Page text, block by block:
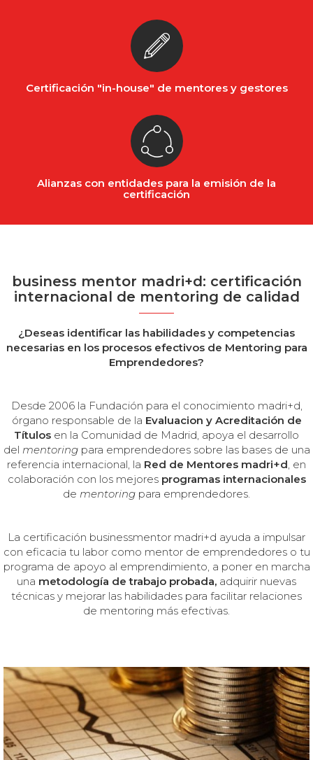
Certificación "in-house" de mentores y gestores
Alianzas con entidades para la emisión de la
certificación
business mentor madri+d: certificación
internacional de mentoring de calidad
¿Deseas identificar las habilidades y competencias
necesarias en los procesos efectivos de Mentoring para
Emprendedores?
Desde 2006 la Fundación para el conocimiento madri+d,
órgano responsable de la Evaluacion y Acreditación de
Títulos en la Comunidad de Madrid, apoya el desarrollo
del mentoringpara emprendedores sobre las bases de una
referencia internacional, la Red de Mentores madri+d, en
colaboración con los mejores programas internacionales
de mentoring para emprendedores.
La certificación businessmentor madri+d ayuda a impulsar
con eficacia tu labor como mentor de emprendedores o tu
programa de apoyo al emprendimiento, a poner en marcha
una metodología de trabajo probada, adquirir nuevas
técnicas y mejorar las habilidades para facilitar relaciones
de mentoring más efectivas.